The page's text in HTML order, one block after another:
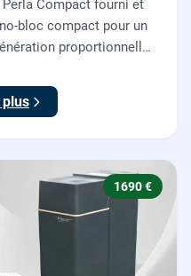
Compact fourni et
bloc compact pour un
proportionnelle
plus
1690 €